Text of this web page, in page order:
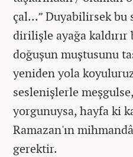
çal...” Duyabilirsek
dirilişle ayağa
doğuşun muştusunu
yeniden yola
seslenişlerle
yorgunuysa, hayfa ki
Ramazan'ın
gerektir.